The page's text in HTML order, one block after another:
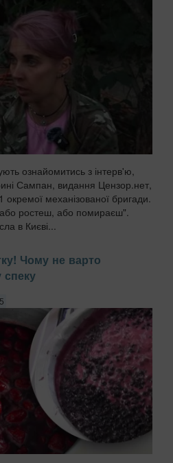
ознайомитись з інтерв'ю,
Сампан, видання Цензор.нет,
механізованої бригади.
ростеш, або помираєш".
в Києві...
Чому не варто
спеку